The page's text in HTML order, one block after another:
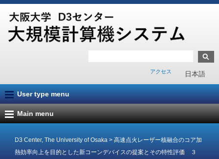
日本語
アクセス
User type menu
Main menu
D3 Center, The University of Osaka > 高速点火レーザー核融合のコア加
熱効率向上を目的とした新コーンデバイスの提案とその特性評価 ３